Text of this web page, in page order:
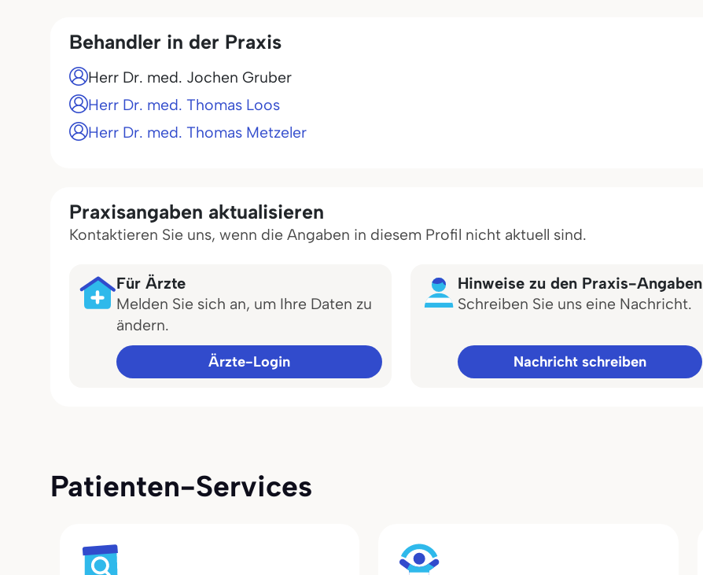
Behandler in der Praxis
Herr Dr. med. Jochen Gruber
Herr Dr. med. Thomas Loos
Herr Dr. med. Thomas Metzeler
Praxisangaben aktualisieren
Kontaktieren Sie uns, wenn die Angaben in diesem Profil nicht aktuell sind.
Für Ärzte
Melden Sie sich an, um Ihre Daten zu
ändern.
Ärzte-Login
Hinweise zu den Praxis-Angaben
Schreiben Sie uns eine Nachricht.
Nachricht schreiben
Patienten-Services